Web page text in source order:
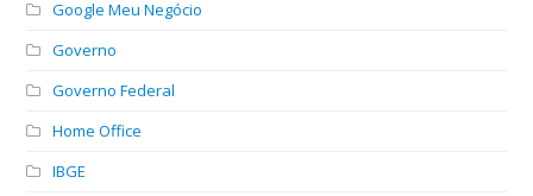
Google Meu Negócio
Governo
Governo Federal
Home Office
IBGE